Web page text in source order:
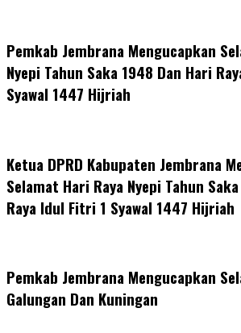
Pemkab Jembrana Mengucapkan
Nyepi Tahun Saka 1948 Dan Hari
Syawal 1447 Hijriah
Ketua DPRD Kabupaten Jembrana
Selamat Hari Raya Nyepi Tahun
Raya Idul Fitri 1 Syawal 1447 Hijriah
Pemkab Jembrana Mengucapkan
Galungan Dan Kuningan